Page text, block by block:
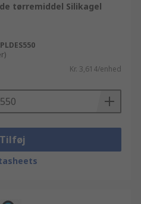
tørremiddel Silikagel
Kr. 3,614/enhed
Tilføj